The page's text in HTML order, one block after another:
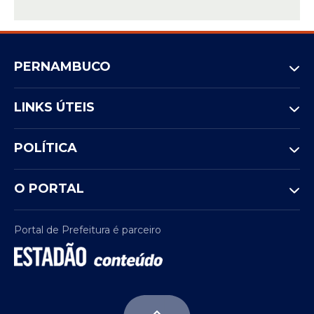
PERNAMBUCO
LINKS ÚTEIS
POLÍTICA
O PORTAL
Portal de Prefeitura é parceiro